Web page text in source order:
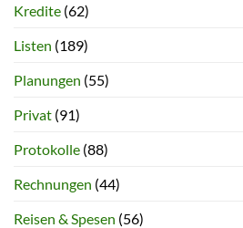
Kredite (62)
Listen (189)
Planungen (55)
Privat (91)
Protokolle (88)
Rechnungen (44)
Reisen & Spesen (56)